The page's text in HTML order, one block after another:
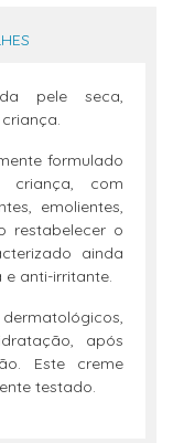
pele seca,
formulado
com
emolientes,
restabelecer o
ainda
anti-irritante.
após
Este creme
testado.